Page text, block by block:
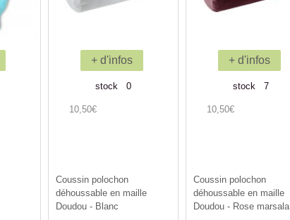
+ d'infos
stock 0
10,50€
Coussin polochon
déhoussable en maille
Doudou - Blanc
+ d'infos
stock 7
10,50€
Coussin polochon
déhoussable en maille
Doudou - Rose marsala